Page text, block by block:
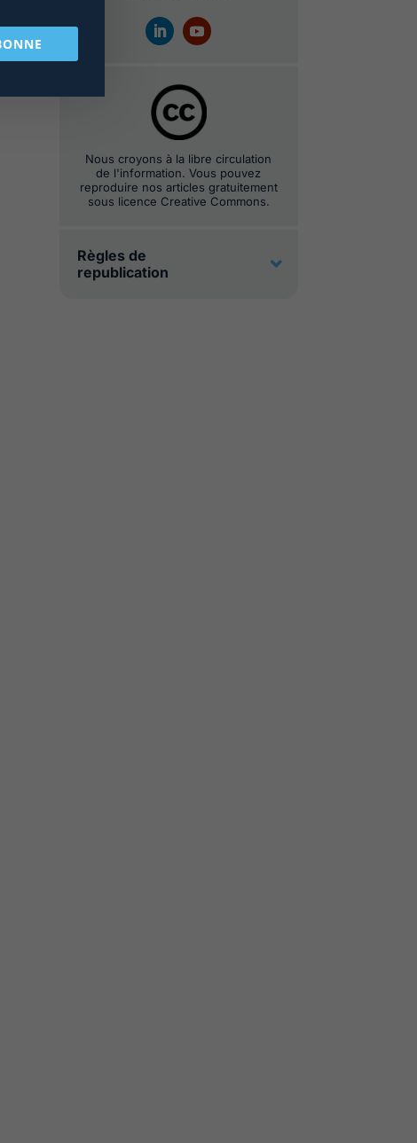
Nous croyons à la libre circulation
de l'information. Vous pouvez
reproduire nos articles gratuitement
sous licence Creative Commons.
Règles de
republication